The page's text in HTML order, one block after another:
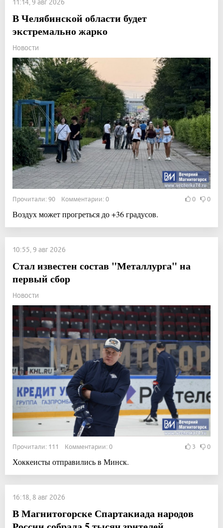
11:14, 9 авг 2026
В Челябинской области будет
экстремально жарко
Новости
Прочитали: 90 Комментарии: 0 0 0
Воздух может прогреться до +36 градусов.
10:55, 9 авг 2026
Стал известен состав "Металлурга" на
первый сбор
Новости
Прочитали: 111 Комментарии: 0 3 0
Хоккеисты отправились в Минск.
16:18, 8 авг 2026
В Магнитогорске Спартакиада народов